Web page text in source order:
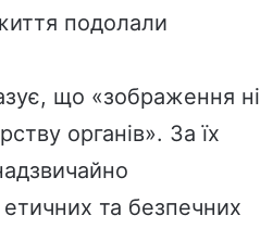
подолали
що «зображення ні
органів». За їх
та безпечних